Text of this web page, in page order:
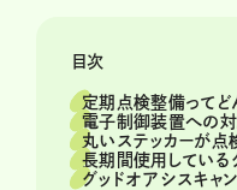
目次
定期点検整備ってど
電子制御装置への
丸いステッカーが
長期間使用してい
グッドオアシスキャ